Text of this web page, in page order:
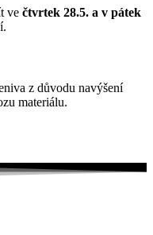
ve čtvrtek 28.5. a v pátek
z důvodu navýšení
materiálu.